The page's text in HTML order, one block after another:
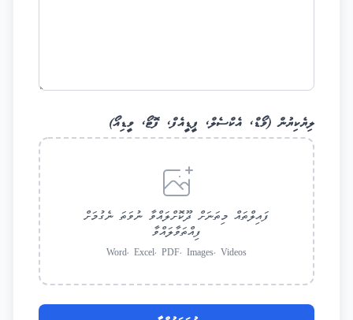
ލިޔެކިޔުން (ވޯޑް، އެކްސެލް، ޕީޑީއެފް، ފޮޓޯ، ވީޑިއޯ)
ފައިލްތައް މިތަނަށް ދޫކޮށްލައްވާ ނުވަތަ ނެގުމަށް
ފިއްތަވާލައްވާ
Word, Excel, PDF, Images, Videos